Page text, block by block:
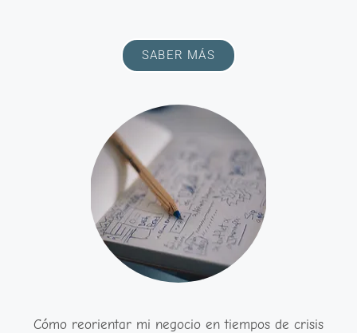
SABER MÁS
Cómo reorientar mi negocio en tiempos de crisis